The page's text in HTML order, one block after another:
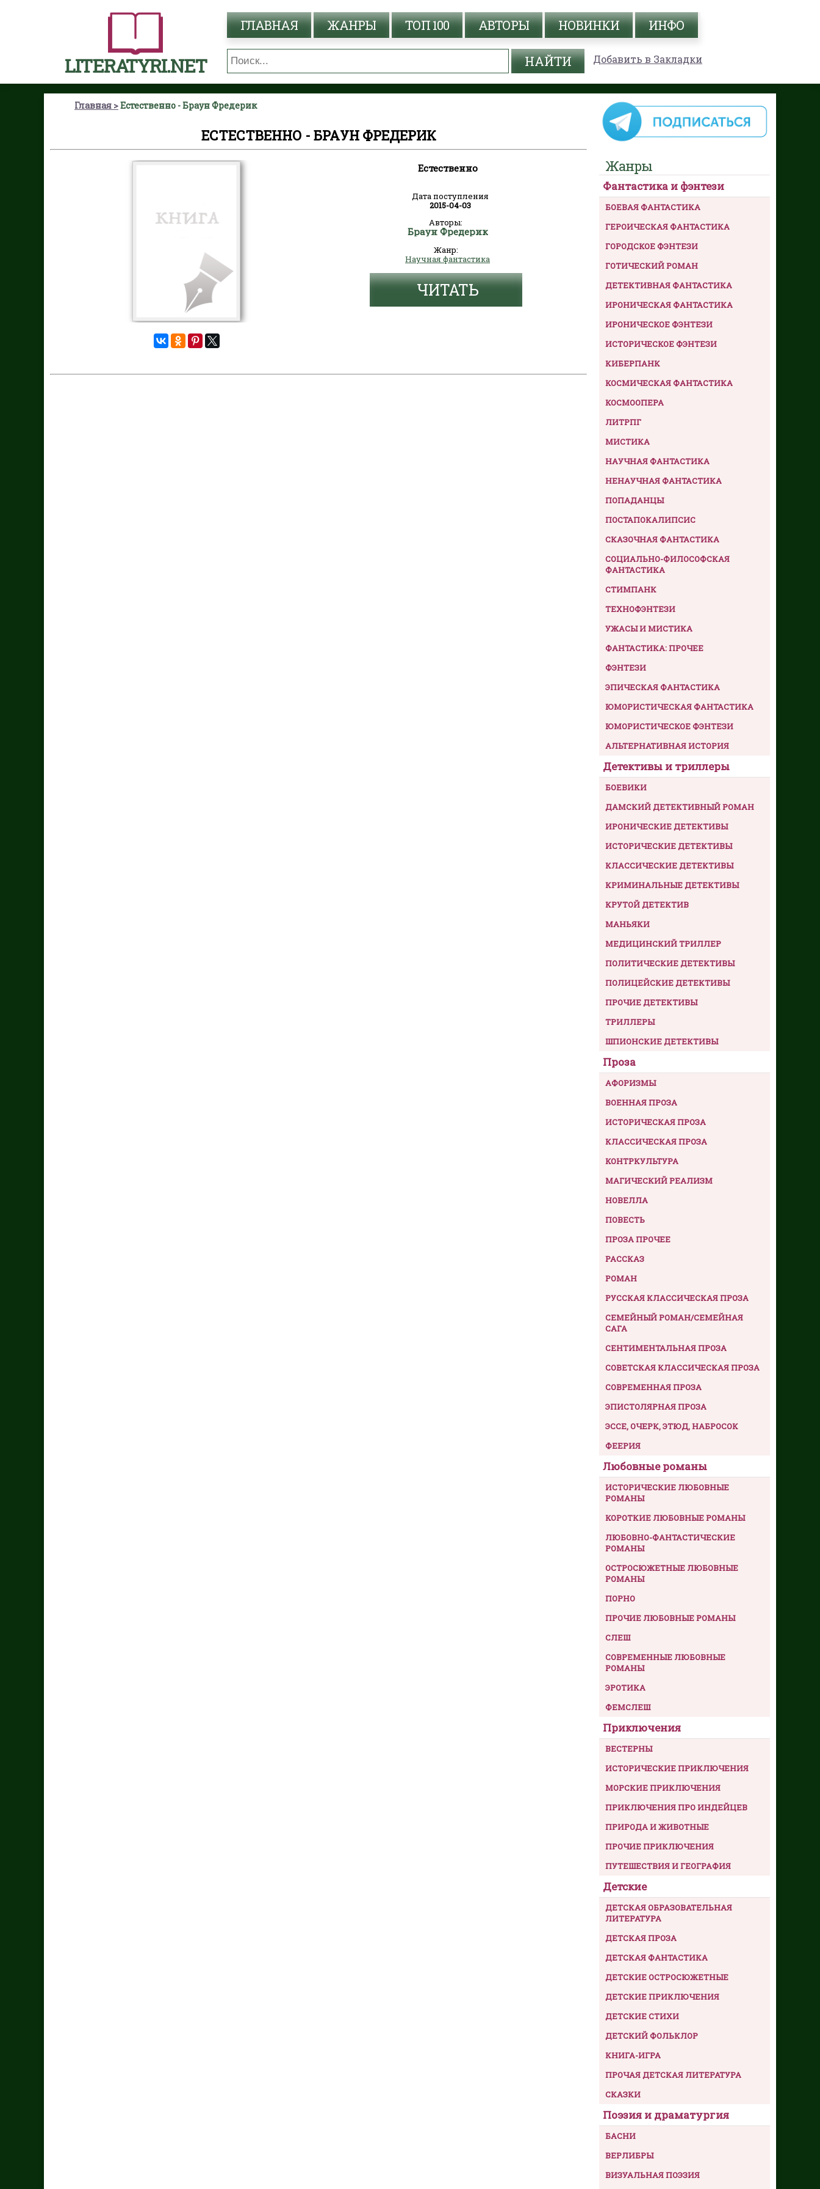
LITERATYRI.NET
ГЛАВНАЯ ЖАНРЫ ТОП 100 АВТОРЫ НОВИНКИ ИНФО
Добавить в Закладки
Главная Естественно - Браун Фредерик
ЕСТЕСТВЕННО - БРАУН ФРЕДЕРИК
Естественно
Дата поступления
2015-04-03
Авторы:
Браун Фредерик
Жанр:
Научная фантастика
ЧИТАТЬ
Жанры
Фантастика и фэнтези
БОЕВАЯ ФАНТАСТИКА
ГЕРОИЧЕСКАЯ ФАНТАСТИКА
ГОРОДСКОЕ ФЭНТЕЗИ
ГОТИЧЕСКИЙ РОМАН
ДЕТЕКТИВНАЯ ФАНТАСТИКА
ИРОНИЧЕСКАЯ ФАНТАСТИКА
ИРОНИЧЕСКОЕ ФЭНТЕЗИ
ИСТОРИЧЕСКОЕ ФЭНТЕЗИ
КИБЕРПАНК
КОСМИЧЕСКАЯ ФАНТАСТИКА
КОСМООПЕРА
ЛИТРПГ
МИСТИКА
НАУЧНАЯ ФАНТАСТИКА
НЕНАУЧНАЯ ФАНТАСТИКА
ПОПАДАНЦЫ
ПОСТАПОКАЛИПСИС
СКАЗОЧНАЯ ФАНТАСТИКА
СОЦИАЛЬНО-ФИЛОСОФСКАЯ
ФАНТАСТИКА
СТИМПАНК
ТЕХНОФЭНТЕЗИ
УЖАСЫ И МИСТИКА
ФАНТАСТИКА: ПРОЧЕЕ
ФЭНТЕЗИ
ЭПИЧЕСКАЯ ФАНТАСТИКА
ЮМОРИСТИЧЕСКАЯ ФАНТАСТИКА
ЮМОРИСТИЧЕСКОЕ ФЭНТЕЗИ
АЛЬТЕРНАТИВНАЯ ИСТОРИЯ
Детективы и триллеры
БОЕВИКИ
ДАМСКИЙ ДЕТЕКТИВНЫЙ РОМАН
ИРОНИЧЕСКИЕ ДЕТЕКТИВЫ
ИСТОРИЧЕСКИЕ ДЕТЕКТИВЫ
КЛАССИЧЕСКИЕ ДЕТЕКТИВЫ
КРИМИНАЛЬНЫЕ ДЕТЕКТИВЫ
КРУТОЙ ДЕТЕКТИВ
МАНЬЯКИ
МЕДИЦИНСКИЙ ТРИЛЛЕР
ПОЛИТИЧЕСКИЕ ДЕТЕКТИВЫ
ПОЛИЦЕЙСКИЕ ДЕТЕКТИВЫ
ПРОЧИЕ ДЕТЕКТИВЫ
ТРИЛЛЕРЫ
ШПИОНСКИЕ ДЕТЕКТИВЫ
Проза
АФОРИЗМЫ
ВОЕННАЯ ПРОЗА
ИСТОРИЧЕСКАЯ ПРОЗА
КЛАССИЧЕСКАЯ ПРОЗА
КОНТРКУЛЬТУРА
МАГИЧЕСКИЙ РЕАЛИЗМ
НОВЕЛЛА
ПОВЕСТЬ
ПРОЗА ПРОЧЕЕ
РАССКАЗ
РОМАН
РУССКАЯ КЛАССИЧЕСКАЯ ПРОЗА
СЕМЕЙНЫЙ РОМАН/СЕМЕЙНАЯ
САГА
СЕНТИМЕНТАЛЬНАЯ ПРОЗА
СОВЕТСКАЯ КЛАССИЧЕСКАЯ ПРОЗА
СОВРЕМЕННАЯ ПРОЗА
ЭПИСТОЛЯРНАЯ ПРОЗА
ЭССЕ, ОЧЕРК, ЭТЮД, НАБРОСОК
ФЕЕРИЯ
Любовные романы
ИСТОРИЧЕСКИЕ ЛЮБОВНЫЕ
РОМАНЫ
КОРОТКИЕ ЛЮБОВНЫЕ РОМАНЫ
ЛЮБОВНО-ФАНТАСТИЧЕСКИЕ
РОМАНЫ
ОСТРОСЮЖЕТНЫЕ ЛЮБОВНЫЕ
РОМАНЫ
ПОРНО
ПРОЧИЕ ЛЮБОВНЫЕ РОМАНЫ
СЛЕШ
СОВРЕМЕННЫЕ ЛЮБОВНЫЕ
РОМАНЫ
ЭРОТИКА
ФЕМСЛЕШ
Приключения
ВЕСТЕРНЫ
ИСТОРИЧЕСКИЕ ПРИКЛЮЧЕНИЯ
МОРСКИЕ ПРИКЛЮЧЕНИЯ
ПРИКЛЮЧЕНИЯ ПРО ИНДЕЙЦЕВ
ПРИРОДА И ЖИВОТНЫЕ
ПРОЧИЕ ПРИКЛЮЧЕНИЯ
ПУТЕШЕСТВИЯ И ГЕОГРАФИЯ
Детские
ДЕТСКАЯ ОБРАЗОВАТЕЛЬНАЯ
ЛИТЕРАТУРА
ДЕТСКАЯ ПРОЗА
ДЕТСКАЯ ФАНТАСТИКА
ДЕТСКИЕ ОСТРОСЮЖЕТНЫЕ
ДЕТСКИЕ ПРИКЛЮЧЕНИЯ
ДЕТСКИЕ СТИХИ
ДЕТСКИЙ ФОЛЬКЛОР
КНИГА-ИГРА
ПРОЧАЯ ДЕТСКАЯ ЛИТЕРАТУРА
СКАЗКИ
Поэзия и драматургия
БАСНИ
ВЕРЛИБРЫ
ВИЗУАЛЬНАЯ ПОЭЗИЯ